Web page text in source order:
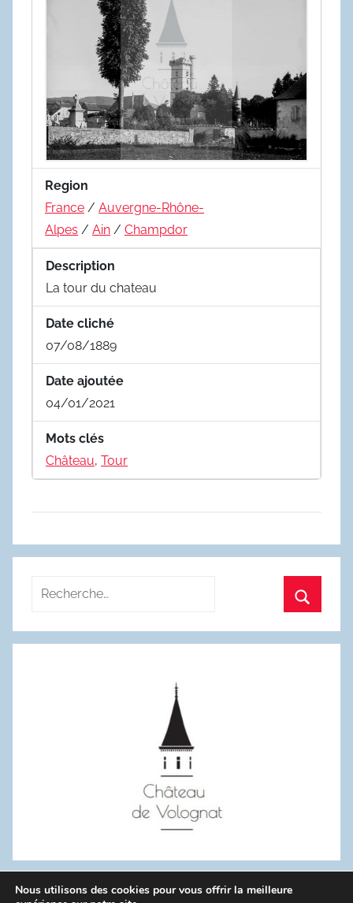
Region
France / Auvergne-Rhône-
Alpes / Ain / Champdor
Description
La tour du chateau
Date cliché
07/08/1889
Date ajoutée
04/01/2021
Mots clés
Château, Tour
Recherche
:
Nous utilisons des cookies pour vous offrir la meilleure